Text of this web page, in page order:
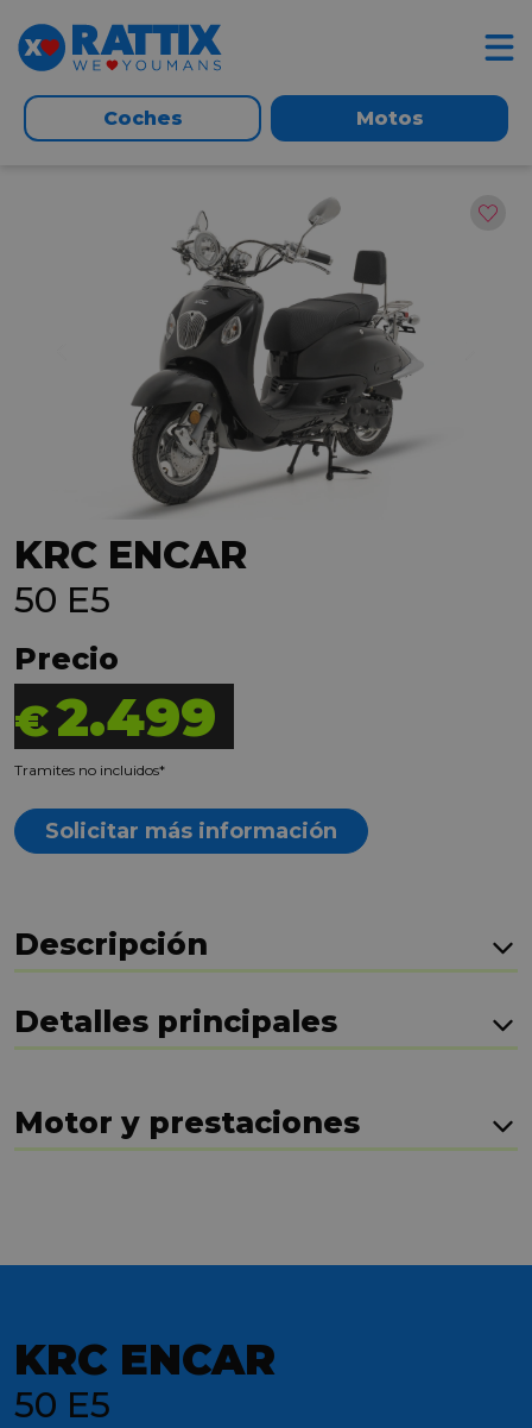
Coches Motos
KRC ENCAR
50 E5
Precio
€2.499
Tramites no incluidos*
Solicitar más información
Descripción
Detalles principales
Motor y prestaciones
KRC ENCAR
50 E5